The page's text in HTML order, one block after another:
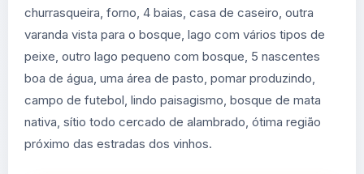
churrasqueira, forno, 4 baias, casa de caseiro, outra
varanda vista para o bosque, lago com vários tipos de
peixe, outro lago pequeno com bosque, 5 nascentes
boa de água, uma área de pasto, pomar produzindo,
campo de futebol, lindo paisagismo, bosque de mata
nativa, sítio todo cercado de alambrado, ótima região
próximo das estradas dos vinhos.